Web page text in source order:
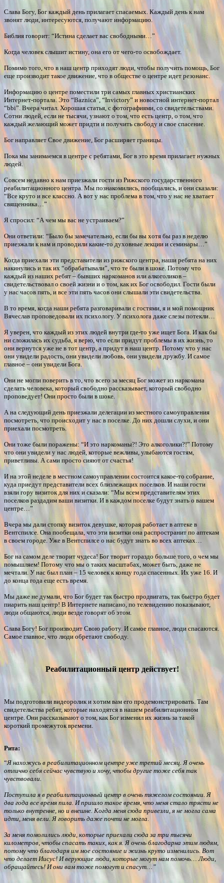
Слава Богу, Бог каждый день прилагает спасаемых. Каждый день к нам
звонят люди, интересуются, получают информацию.
Библия говорит: “Истина сделает вас свободными…”
Когда человек слышит истину, она его от чего-то освобождает.
Помимо того, что в наш центр приходят люди, чтобы получить помощь, Бог
еще производит такое движение, что в обществе о центре идет резонанс.
Информацию о центре поместили три самых главных христианских
Интернет-портала. Это “Baznica”, “Invictory” и новостной интернет-портал
“bbi”. Вчера читал. Хорошая статья, с фотографиями, со свидетельствами.
Сотни людей, если не тысячи, узнают о том, что есть центр, о том, что
каждый желающий может придти и получить свободу и свое спасение.
Бог направляет Свое движение, Бог расширяет границы.
Пока мы занимаемся в центре с ребятами, Бог в это время прилагает нужных
людей.
Совсем недавно к нам приезжали гости из Рижского государственного
реабилитационного центра. Мы познакомились, пообщались, и они сказали:
“Все круто и все классно. А вот у нас проблема в том, что у нас не хватает
священника…”
Я спросил: “А чем мы вас не устраиваем?”
Они ответили: “Было бы замечательно, если бы вы хотя бы раз в неделю
приезжали к нам и проводили какие-то духовные лекции и семинары…”
Когда приехали эти представители из рижского центра, наши ребята на них
накинулись и так их “обрабатывали”, что те были в шоке. Потому что
каждый из наших ребят – бывших наркоманов или алкоголиков –
свидетельствовал о своей жизни и о том, как их Бог освободил. Гости были
у нас часов пять, и все эти пять часов они слышали эти свидетельства.
В то время, когда наши ребята разговаривали с гостями, я и мой помощник
Вячеслав проповедовали их психологу. У психолога даже слезы потекли…
Я уверен, что каждый из этих людей внутри где-то уже ищет Бога. И как бы
ни сложилась их судьба, я верю, что если придут проблемы в их жизнь, то
они вернутся уже не в тот центр, а придут в наш центр. Потому что у нас
они увидели радость, они увидели любовь, они увидели дружбу. И самое
главное – они увидели Бога.
Они не могли поверить в то, что всего за месяц Бог может из наркомана
сделать человека, который свободно рассказывает, который свободно
проповедует! Они просто были в шоке.
А на следующий день приезжали делегации из местного самоуправления
посмотреть, что происходит у нас в поселке. До них дошли слухи, и они
приехали посмотреть.
Они тоже были поражены: “И это наркоманы?! Это алкоголики?!” Потому
что они увидели у нас людей, которые вежливы, улыбаются гостям,
приветливы. А сами просто сияют от счастья!
И на этой неделе в местном самоуправлении состоится какое-то собрание,
куда приедут представители всех близлежащих поселков. И наши гости
взяли гору визиток для них и сказали: “Мы всем представителям этих
поселков раздадим ваши визитки. И в каждом поселке будут знать о вашем
центре…”
Вчера мы дали стопку визиток девушке, которая работает в аптеке в
Вентспилсе. Она пообещала, что эти визитки она распространит по аптекам
в своем городе. Уже в Вентспилсе о нас будут знать во всех аптеках…
Бог на самом деле творит чудеса! Бог творит гораздо больше того, о чем мы
помышляем! Потому что мы о таких масштабах, может быть, даже не
мечтали. У нас был план – 15 человек к концу года спасенных. Их уже 16. И
до конца года еще есть время.
Мы даже не думали, что Бог будет так быстро продвигать, так быстро будет
пиарить наш центр! В Интернете написано, по телевидению показывают,
люди общаются, люди везде говорят об этом.
Слава Богу! Бог производит Свою работу. И самое главное, люди спасаются.
Самое главное, что люди обретают свободу.
Реабилитационный центр действует!
Мы подготовили видеоролик и хотим вам его продемонстрировать. Там
свидетельства ребят, которые находятся в нашем реабилитационном
центре. Они рассказывают о том, как Бог изменил их жизнь за такой
короткий промежуток времени.
Рита:
“Я нахожусь в реабилитационном центре уже третий месяц. Я очень
отлично себя сейчас чувствую и хочу, чтобы другие тоже себя так
чувствовали.
Поступила я в реабилитационный центр в очень тяжелом состоянии. Я
два года все время пила. И пришло такое время, что меня стало трясти не
только внутренне, но и внешне. Когда меня сюда привезли, я не могла сама
идти, меня вели. Я говорить даже почти не могла.
За меня помолились люди, которые приехали сюда за три тысячи
километров, чтобы спасать таких, как я. Я очень благодарна этим людям,
потому что благодаря им мое состояние и жизнь круто изменились. Вот
что делает Иисус! И верующие люди, которые могут нам помочь… Люди,
обращайтесь! И они вам тоже помогут и спасут…”